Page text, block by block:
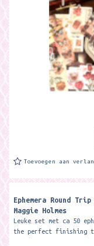
Toevoegen aan
Ephemera Round
Maggie Holmes
Leuke set met ca 50
the perfect finishing